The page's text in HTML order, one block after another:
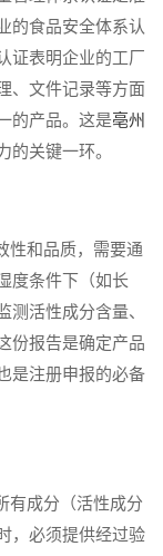
的食品安全体系认
证表明企业的工厂
、文件记录等方面
的产品。这是亳州
的关键一环。
和品质，需要通
度条件下（如长
测活性成分含量、
份报告是确定产品
是注册申报的必备
成分（活性成分
，必须提供经过验